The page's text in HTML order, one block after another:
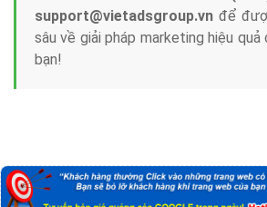
support@vietadsgroup.vn để
sâu về giải pháp marketing hiệu quả
bạn!